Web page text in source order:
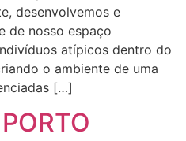
desenvolvemos e
de nosso espaço
atípicos dentro do
o ambiente de uma
[…]